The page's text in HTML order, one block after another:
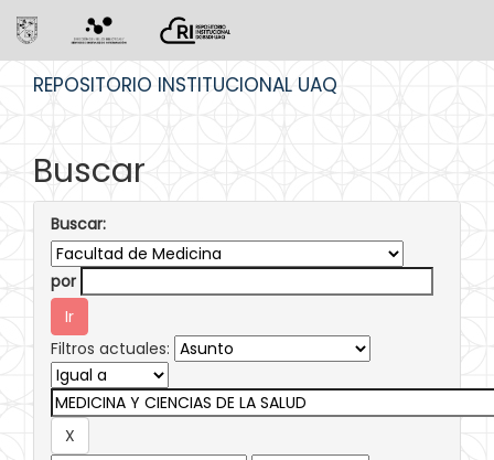
REPOSITORIO INSTITUCIONAL UAQ
Buscar
Buscar:
por
Filtros actuales: